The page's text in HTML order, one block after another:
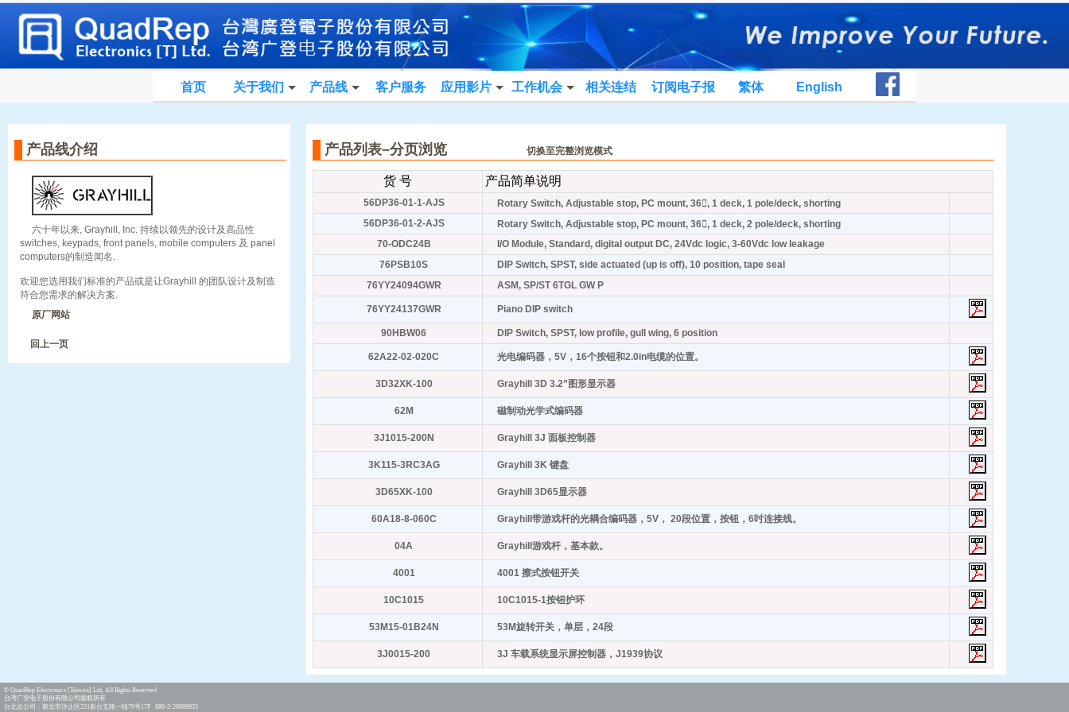
首页 关于我们 产品线 客户服务 应用影片 工作机会 相关连结 订阅电子报 繁体 English
产品线介绍
六十年以来, Grayhill, Inc. 持续以领先的设计及高品性
switches, keypads, front panels, mobile computers 及 panel
computers的制造闻名.
欢迎您选用我们标准的产品或是让Grayhill 的团队设计及制造
符合您需求的解决方案.
原厂网站
回上一页
产品列表–分页浏览 切换至完整浏览模式
货 号 产品简单说明
56DP36-01-1-AJS
Rotary Switch, Adjustable stop, PC mount, 36, 1 deck, 1 pole/deck, shorting
56DP36-01-2-AJS
Rotary Switch, Adjustable stop, PC mount, 36, 1 deck, 2 pole/deck, shorting
70-ODC24B
I/O Module, Standard, digital output DC, 24Vdc logic, 3-60Vdc low leakage
76PSB10S
DIP Switch, SPST, side actuated (up is off), 10 position, tape seal
76YY24094GWR
ASM, SP/ST 6TGL GW P
76YY24137GWR Piano DIP switch
90HBW06 DIP Switch, SPST, low profile, gull wing, 6 position
62A22-02-020C 光电编码器，5V，16个按钮和2.0in电缆的位置。
3D32XK-100 Grayhill 3D 3.2”图形显示器
62M 磁制动光学式编码器
3J1015-200N Grayhill 3J 面板控制器
3K115-3RC3AG Grayhill 3K 键盘
3D65XK-100 Grayhill 3D65显示器
60A18-8-060C Grayhill带游戏杆的光耦合编码器，5V， 20段位置，按钮，6吋连接线。
04A Grayhill游戏杆，基本款。
4001 4001 擦式按钮开关
10C1015 10C1015-1按钮护环
53M15-01B24N 53M旋转开关，单层，24段
3J0015-200 3J 车载系统显示屏控制器，J1939协议
© QuadRep Electronics [Taiwan] Ltd, All Rights Reserved
台湾广登电子股份有限公司版权所有
台北总公司：新北市汐止区221新台五路一段79号17F 886-2-26989933